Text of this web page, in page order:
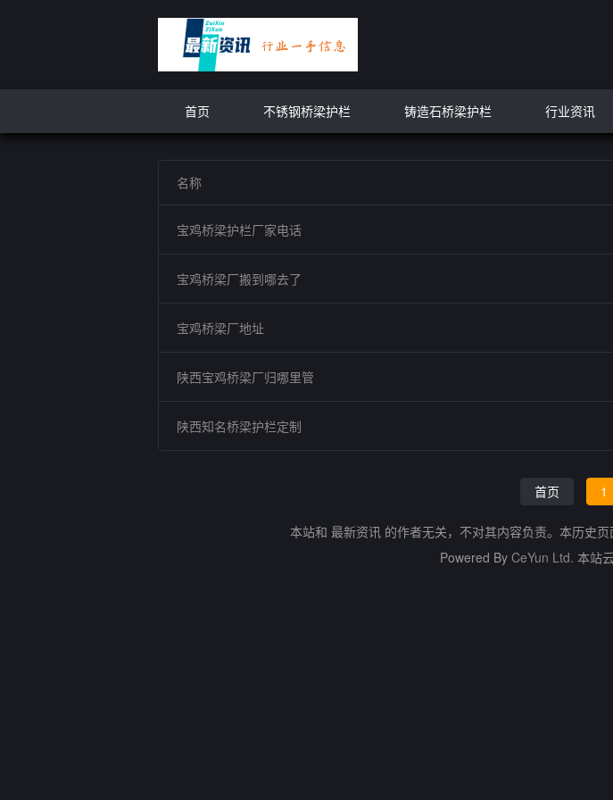
首页 不锈钢桥梁护栏 铸造石桥梁护栏 行业资讯
名称
宝鸡桥梁护栏厂家电话
宝鸡桥梁厂搬到哪去了
宝鸡桥梁厂地址
陕西宝鸡桥梁厂归哪里管
陕西知名桥梁护栏定制
首页 1
本站和 最新资讯 的作者无关，不对其内容负责。本历史
Powered By CeYun Ltd. 本站